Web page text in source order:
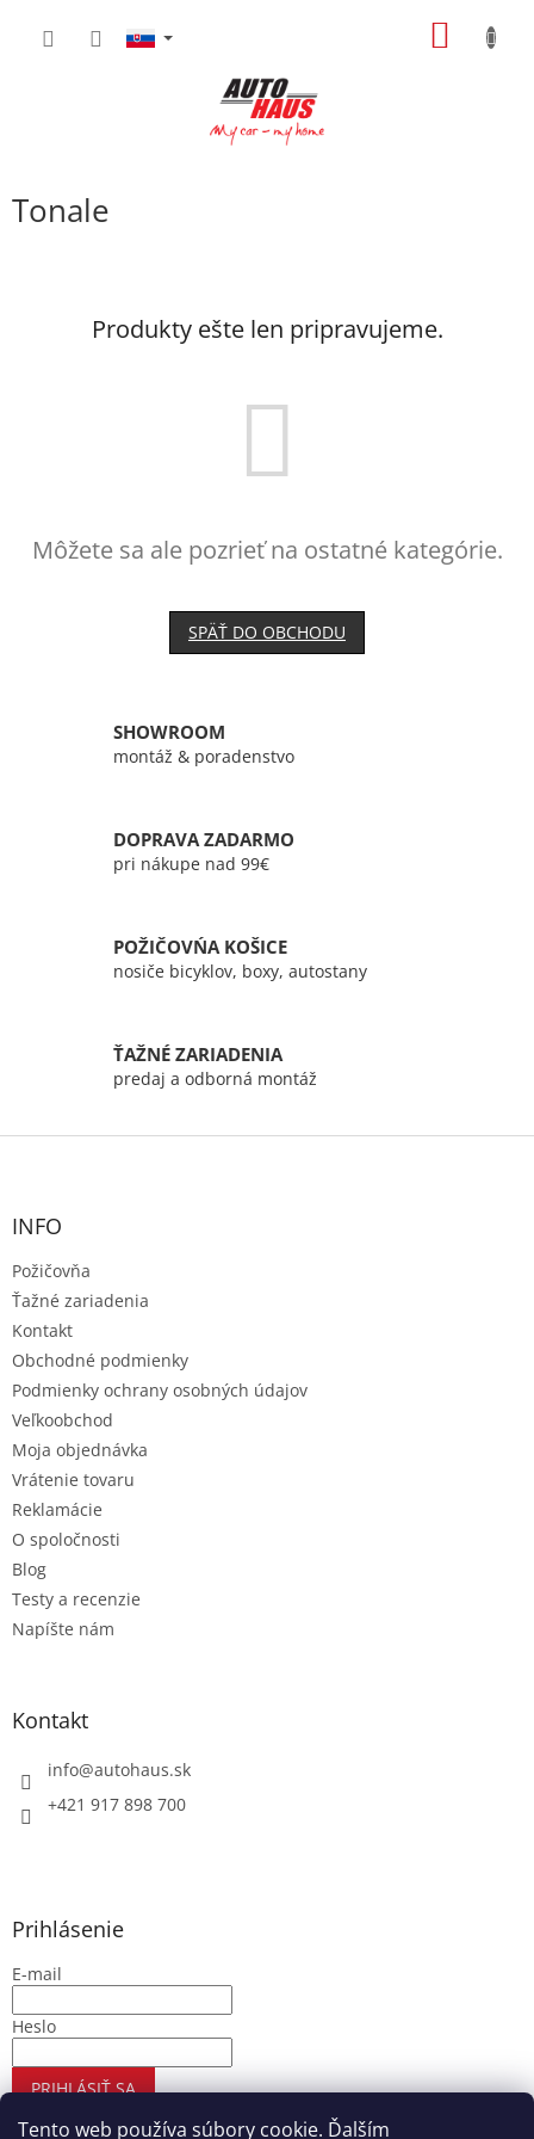
Tento web používa súbory cookie. Ďalším
Tonale
Produkty ešte len pripravujeme.
Môžete sa ale pozrieť na ostatné kategórie.
SPÄŤ DO OBCHODU
SHOWROOM
montáž & poradenstvo
DOPRAVA ZADARMO
pri nákupe nad 99€
POŽIČOVŃA KOŠICE
nosiče bicyklov, boxy, autostany
ŤAŽNÉ ZARIADENIA
predaj a odborná montáž
Z
INFO
Požičovňa
Ťažné zariadenia
Kontakt
Obchodné podmienky
Podmienky ochrany osobných údajov
Veľkoobchod
Moja objednávka
Vrátenie tovaru
Reklamácie
O spoločnosti
Blog
Testy a recenzie
Napíšte nám
Kontakt
info@autohaus.sk
+421 917 898 700
Prihlásenie
E-mail
Heslo
PRIHLÁSIŤ SA
Nová registrácia Zabudnuté heslo